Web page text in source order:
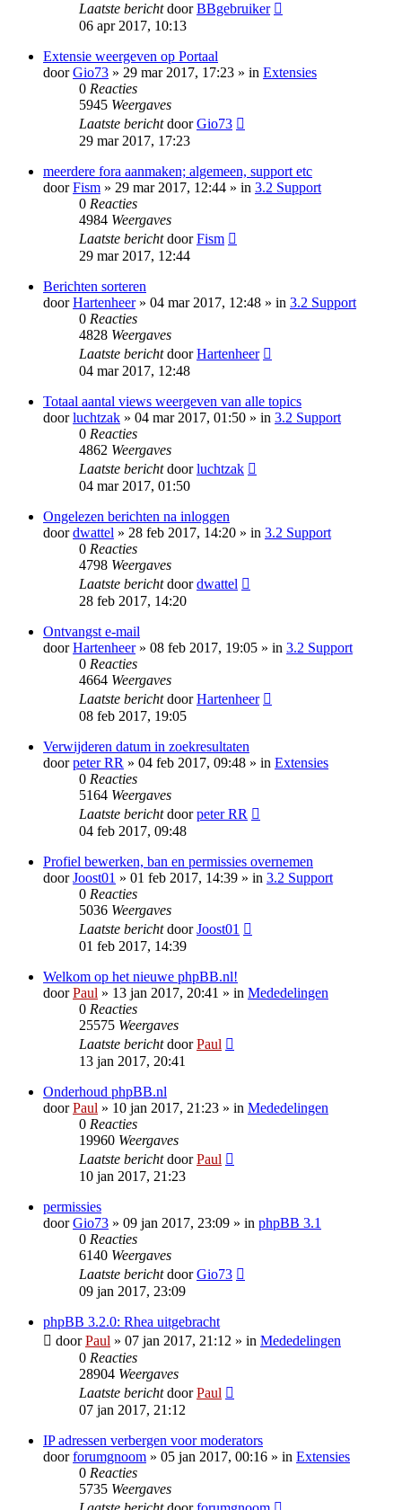
Laatste berichtdoorBBgebruiker
06 apr 2017, 10:13
Extensie weergeven op Portaal
doorGio73 » 29 mar 2017, 17:23 » in Extensies
0 Reacties
5945 Weergaves
Laatste berichtdoorGio73
29 mar 2017, 17:23
meerdere fora aanmaken; algemeen, support etc
doorFism » 29 mar 2017, 12:44 » in 3.2 Support
0 Reacties
4984 Weergaves
Laatste berichtdoorFism
29 mar 2017, 12:44
Berichten sorteren
doorHartenheer» 04 mar 2017, 12:48 » in 3.2 Support
0 Reacties
4828 Weergaves
Laatste berichtdoorHartenheer
04 mar 2017, 12:48
Totaal aantal views weergeven van alle topics
doorluchtzak » 04 mar 2017, 01:50 » in 3.2 Support
0 Reacties
4862 Weergaves
Laatste berichtdoorluchtzak
04 mar 2017, 01:50
Ongelezen berichten na inloggen
doordwattel » 28 feb 2017, 14:20 » in 3.2 Support
0 Reacties
4798 Weergaves
Laatste berichtdoordwattel
28 feb 2017, 14:20
Ontvangst e-mail
doorHartenheer» 08 feb 2017, 19:05 » in 3.2 Support
0 Reacties
4664 Weergaves
Laatste berichtdoorHartenheer
08 feb 2017, 19:05
Verwijderen datum in zoekresultaten
doorpeter RR » 04 feb 2017, 09:48 » in Extensies
0 Reacties
5164 Weergaves
Laatste berichtdoorpeter RR
04 feb 2017, 09:48
Profiel bewerken, ban en permissies overnemen
doorJoost01 » 01 feb 2017, 14:39 » in 3.2 Support
0 Reacties
5036 Weergaves
Laatste berichtdoorJoost01
01 feb 2017, 14:39
Welkom op het nieuwe phpBB.nl!
doorPaul » 13 jan 2017, 20:41 » in Mededelingen
0 Reacties
25575 Weergaves
Laatste berichtdoorPaul
13 jan 2017, 20:41
Onderhoud phpBB.nl
doorPaul » 10 jan 2017, 21:23 » in Mededelingen
0 Reacties
19960 Weergaves
Laatste berichtdoorPaul
10 jan 2017, 21:23
permissies
doorGio73 » 09 jan 2017, 23:09 » in phpBB 3.1
0 Reacties
6140 Weergaves
Laatste berichtdoorGio73
09 jan 2017, 23:09
phpBB 3.2.0: Rhea uitgebracht
doorPaul » 07 jan 2017, 21:12 » in Mededelingen
0 Reacties
28904 Weergaves
Laatste berichtdoorPaul
07 jan 2017, 21:12
IP adressen verbergen voor moderators
doorforumgnoom » 05 jan 2017, 00:16 » in Extensies
0 Reacties
5735 Weergaves